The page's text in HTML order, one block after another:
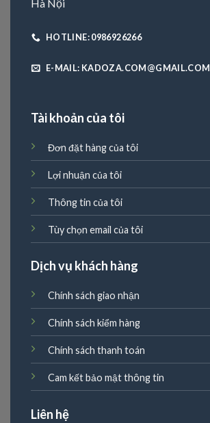
Hà Nội
HOTLINE: 0986926266
E-MAIL: KADOZA.COM@GMAIL.COM
Tài khoản của tôi
Đơn đặt hàng của tôi
Lợi nhuận của tôi
Thông tin của tôi
Tùy chọn email của tôi
Dịch vụ khách hàng
Chính sách giao nhận
Chính sách kiểm hàng
Chính sách thanh toán
Cam kết bảo mật thông tin
Liên hệ